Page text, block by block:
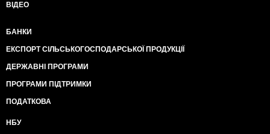
ВІДЕО
БАНКИ
ЕКСПОРТ СІЛЬСЬКОГОСПОДАРСЬКОЇ ПРОДУКЦІЇ
ДЕРЖАВНІ ПРОГРАМИ
ПРОГРАМИ ПІДТРИМКИ
ПОДАТКОВА
НБУ